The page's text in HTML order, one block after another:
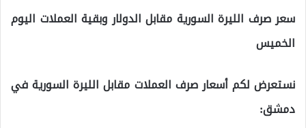
سعر صرف الليرة السورية مقابل الدولار وبقية العملات اليوم
الخميس
نستعرض لكم أسعار صرف العملات مقابل الليرة السورية في
دمشق: